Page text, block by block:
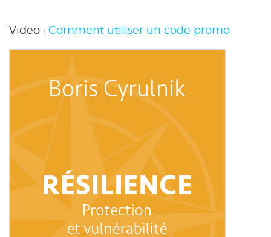
Video : Comment utiliser un code promo